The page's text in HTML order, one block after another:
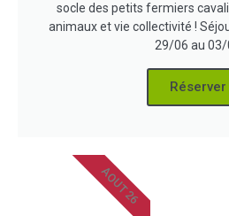
socle des petits fermiers
animaux et vie collectivité !
29/06 au
Réserver
AOUT 26